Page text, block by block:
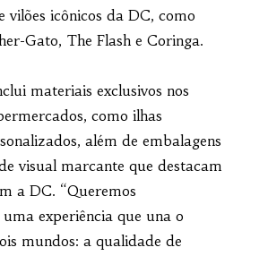
vilões icônicos da DC, como
Gato, The Flash e Coringa.
materiais exclusivos nos
como ilhas
além de embalagens
visual marcante que destacam
a DC. “Queremos
experiência que una o
mundos: a qualidade de